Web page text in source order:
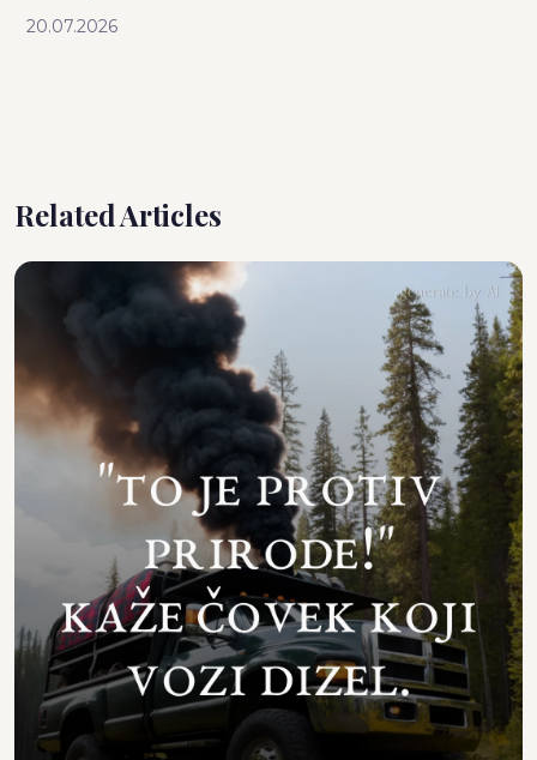
20.07.2026
Related Articles